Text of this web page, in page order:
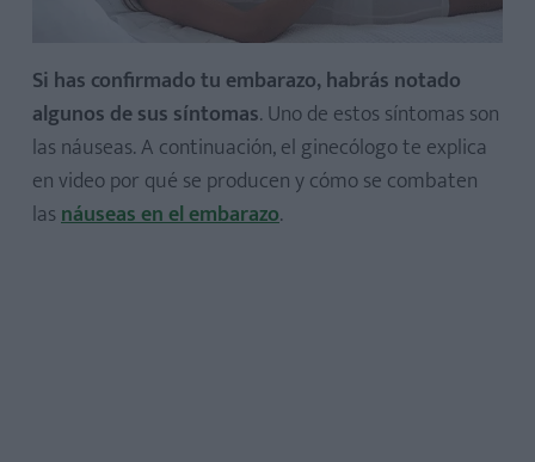
Si has confirmado tu embarazo, habrás notado
algunos de sus síntomas. Uno de estos síntomas son
las náuseas. A continuación, el ginecólogo te explica
en video por qué se producen y cómo se combaten
lasnáuseas en el embarazo.